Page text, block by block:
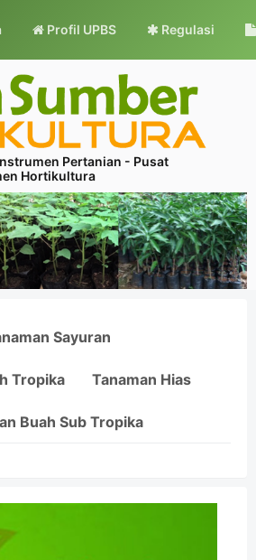
Profil UPBS Regulasi
Pertanian - Pusat
Hortikultura
Sayuran
Tropika Tanaman Hias
Buah Sub Tropika